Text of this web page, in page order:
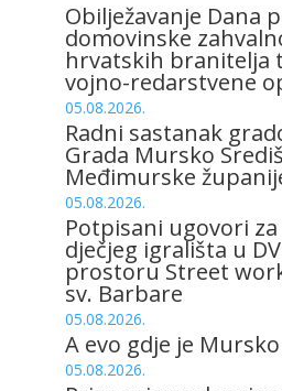
Obilježavanje Dana
domovinske
hrvatskih branitelja
vojno-redarstvene
05.08.2026.
Radni sastanak
Grada Mursko
Međimurske
05.08.2026.
Potpisani ugovori
dječjeg igrališta u
prostoru Street
sv. Barbare
05.08.2026.
A evo gdje je Mursko
05.08.2026.